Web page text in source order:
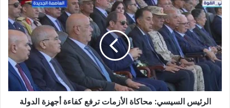
الرئيس السيسي: محاكاة الأزمات ترفع كفاءة أجهزة الدولة